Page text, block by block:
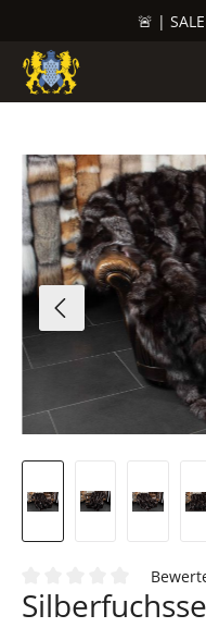
🚨 |
Bildergalerie
Durchschnittliche